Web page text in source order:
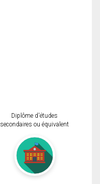
Diplôme d'études
secondaires ou équivalent